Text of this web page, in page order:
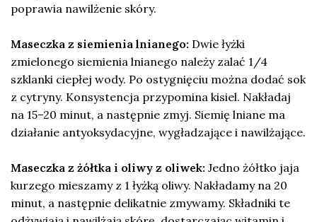
poprawia nawilżenie skóry.
Maseczka z siemienia lnianego: Dwie łyżki
zmielonego siemienia lnianego należy zalać 1/4
szklanki ciepłej wody. Po ostygnięciu można dodać sok
z cytryny. Konsystencja przypomina kisiel. Nakładaj
na 15–20 minut, a następnie zmyj. Siemię lniane ma
działanie antyoksydacyjne, wygładzające i nawilżające.
Maseczka z żółtka i oliwy z oliwek: Jedno żółtko jaja
kurzego mieszamy z 1 łyżką oliwy. Nakładamy na 20
minut, a następnie delikatnie zmywamy. Składniki te